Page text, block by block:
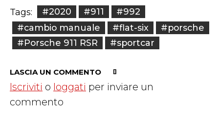
Tags: #2020 #911
#992
#cambio manuale
#flat-six
#porsche
#Porsche 911 RSR
#sportcar
LASCIA UN COMMENTO
Iscriviti o loggati per inviare un
commento